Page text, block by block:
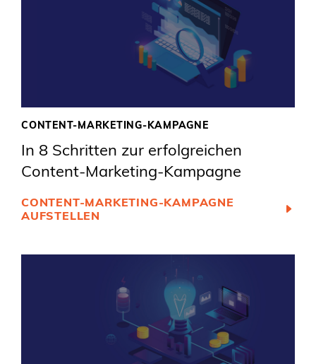
CONTENT-MARKETING-KAMPAGNE
In 8 Schritten zur erfolgreichen
Content-Marketing-Kampagne
CONTENT-MARKETING-KAMPAGNE
AUFSTELLEN